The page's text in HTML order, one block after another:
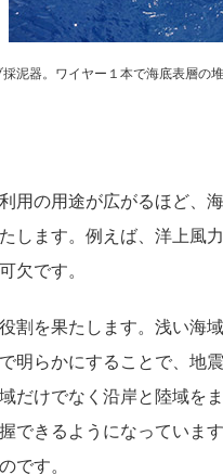
採泥器。ワイヤー１本で海底表層の
の用途が広がるほど、
します。例えば、洋上風
欠です。
を果たします。浅い海
明らかにすることで、地
だけでなく沿岸と陸域
できるようになってい
です。